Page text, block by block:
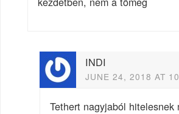
INDI
JUNE 24, 2018 AT
Tethert nagyjaból hitelesnek